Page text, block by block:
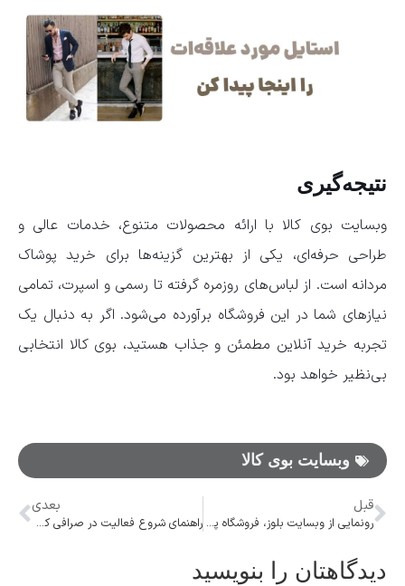
نتیجه‌گیری
وبسایت بوی کالا با ارائه محصولات متنوع، خدمات عالی و
طراحی حرفه‌ای، یکی از بهترین گزینه‌ها برای خرید پوشاک
مردانه است. از لباس‌های روزمره گرفته تا رسمی و اسپرت، تمامی
نیازهای شما در این فروشگاه برآورده می‌شود. اگر به دنبال یک
تجربه خرید آنلاین مطمئن و جذاب هستید، بوی کالا انتخابی
بی‌نظیر خواهد بود.
وبسایت بوی کالا
قبل
رونمایی از وبسایت بلوز، فروشگاه پوشاک زنانه
بعدی
راهنمای شروع فعالیت در صرافی کوکوین
دیدگاهتان را بنویسید